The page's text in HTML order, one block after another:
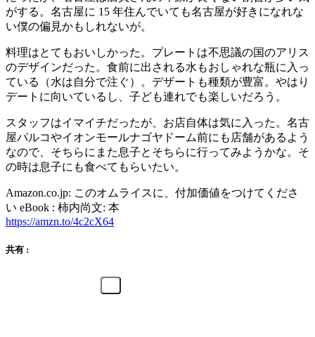
がする。名古屋に 15 年住んでいても名古屋が好きになれな
い僕の偏見かもしれないが。
料理はとてもおいしかった。プレートは不思議の国のアリス
のデザインだった。食前に出される水もおしゃれな瓶に入っ
ている（水は自分で注ぐ）。デザートも種類が豊富。やはり
デートに向いているし、子ども連れでも楽しいだろう。
スタッフはイマイチだったが、お店自体は気に入った。名古
屋パルコやイオンモールナゴヤドーム前にも店舗があるよう
なので、そちらにまた息子とそちらに行ってみようかな。そ
の時は息子にも食べてもらいたい。
Amazon.co.jp: このオムライスに、付加価値をつけてくださ
い eBook : 柿内尚文: 本
https://amzn.to/4c2cX64
共有 :